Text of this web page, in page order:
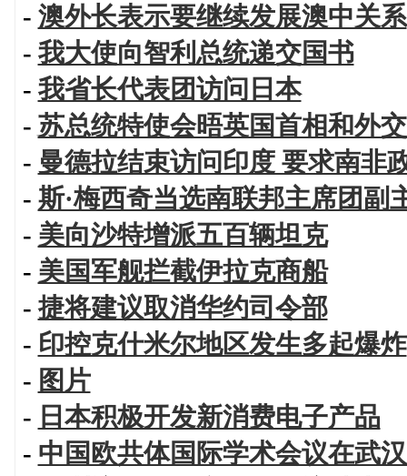
- 澳外长表示要继续发展澳中关系
- 我大使向智利总统递交国书
- 我省长代表团访问日本
- 苏总统特使会晤英国首相和外
- 曼德拉结束访问印度 要求南非
- 斯·梅西奇当选南联邦主席团副
- 美向沙特增派五百辆坦克
- 美国军舰拦截伊拉克商船
-捷将建议取消华约司令部
- 印控克什米尔地区发生多起爆炸
- 图片
- 日本积极开发新消费电子产品
- 中国欧共体国际学术会议在武